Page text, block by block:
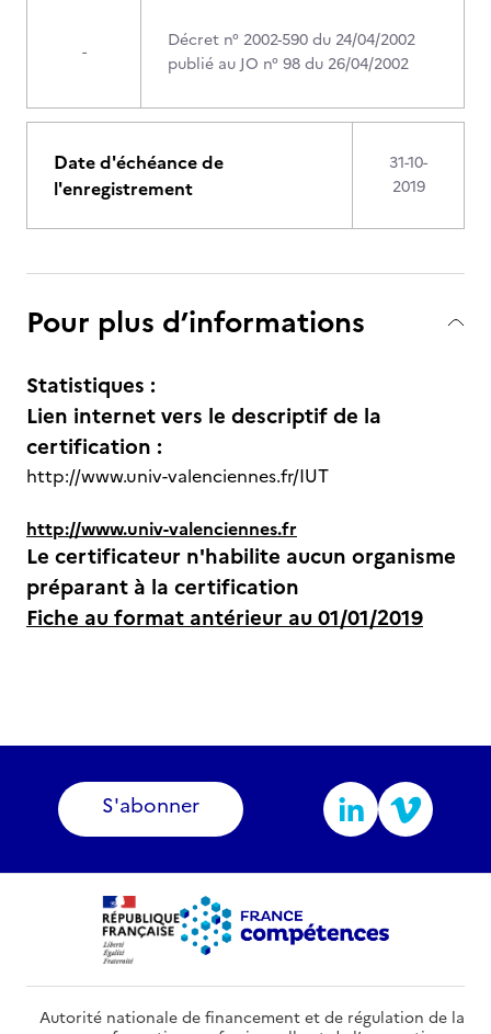
-
Décret n° 2002-590 du 24/04/2002
publié au JO n° 98 du 26/04/2002
Date d'échéance de
l'enregistrement
31-10-
2019
Pour plus d’informations
Statistiques :
Lien internet vers le descriptif de la
certification :
http://www.univ-valenciennes.fr/IUT
http://www.univ-valenciennes.fr
Le certificateur n'habilite aucun organisme
préparant à la certification
Fiche au format antérieur au 01/01/2019
S'abonner
Autorité nationale de financement et de régulation de la